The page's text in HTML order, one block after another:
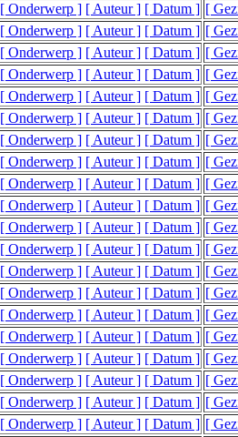
[ Onderwerp ] [ Auteur ] [ Datum ] [
[ Onderwerp ] [ Auteur ] [ Datum ] [
[ Onderwerp ] [ Auteur ] [ Datum ] [
[ Onderwerp ] [ Auteur ] [ Datum ] [
[ Onderwerp ] [ Auteur ] [ Datum ] [
[ Onderwerp ] [ Auteur ] [ Datum ] [
[ Onderwerp ] [ Auteur ] [ Datum ] [
[ Onderwerp ] [ Auteur ] [ Datum ] [
[ Onderwerp ] [ Auteur ] [ Datum ] [
[ Onderwerp ] [ Auteur ] [ Datum ] [
[ Onderwerp ] [ Auteur ] [ Datum ] [
[ Onderwerp ] [ Auteur ] [ Datum ] [
[ Onderwerp ] [ Auteur ] [ Datum ] [
[ Onderwerp ] [ Auteur ] [ Datum ] [
[ Onderwerp ] [ Auteur ] [ Datum ] [
[ Onderwerp ] [ Auteur ] [ Datum ] [
[ Onderwerp ] [ Auteur ] [ Datum ] [
[ Onderwerp ] [ Auteur ] [ Datum ] [
[ Onderwerp ] [ Auteur ] [ Datum ] [
[ Onderwerp ] [ Auteur ] [ Datum ] [